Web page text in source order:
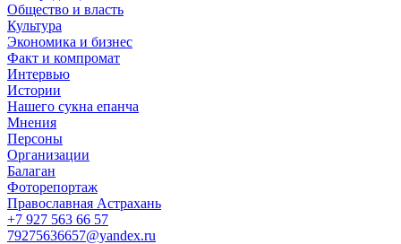
Общество и власть
Культура
Экономика и бизнес
Факт и компромат
Интервью
Истории
Нашего сукна епанча
Мнения
Персоны
Организации
Балаган
Фоторепортаж
Православная Астрахань
+7 927 563 66 57
79275636657@yandex.ru